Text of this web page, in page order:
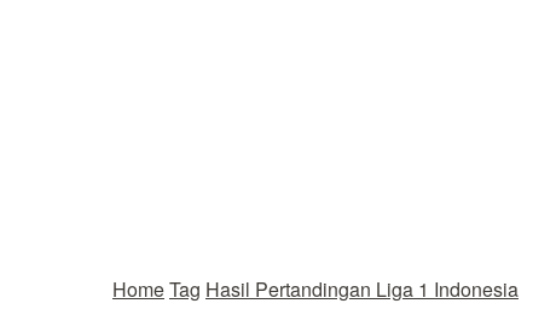
HomeTag Hasil Pertandingan Liga 1 Indonesia